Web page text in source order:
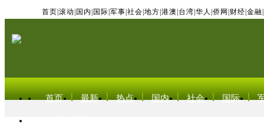
首页 滚动 国内 国际 军事 社会 地方 港澳 台湾 华人 侨网 财经 金融
首页 最新 热点 国内 社会 国际